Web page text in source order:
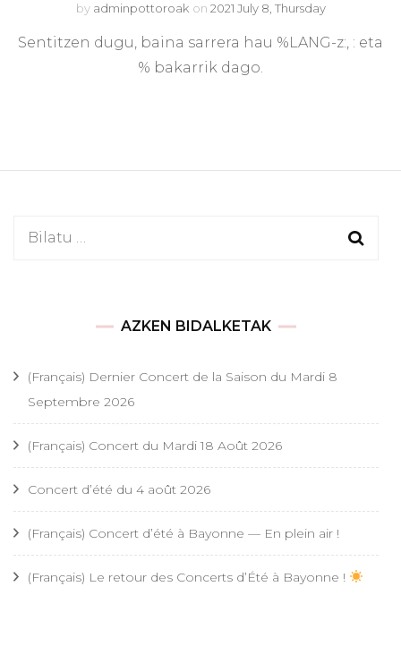
by adminpottoroak on 2021 July 8, Thursday
Sentitzen dugu, baina sarrera hau %LANG-z:, : eta
% bakarrik dago.
Bilatu:
AZKEN BIDALKETAK
(Français) Dernier Concert de la Saison du Mardi 8
Septembre 2026
(Français) Concert du Mardi 18 Août 2026
Concert d’été du 4 août 2026
(Français) Concert d’été à Bayonne — En plein air !
(Français) Le retour des Concerts d’Été à Bayonne !